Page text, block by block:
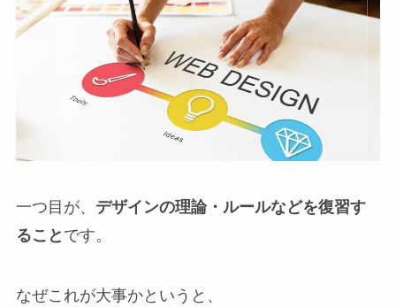
一つ目が、 デザインの理論・ルールなどを復習す
ること です。
なぜこれが大事かというと、